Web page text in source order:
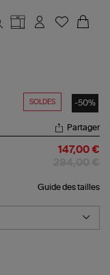
SOLDES -50%
Partager
147,00 €
Guide des tailles